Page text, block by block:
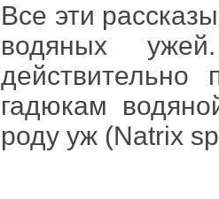
Все эти
водяных
гадюкам
роду уж (Natrix